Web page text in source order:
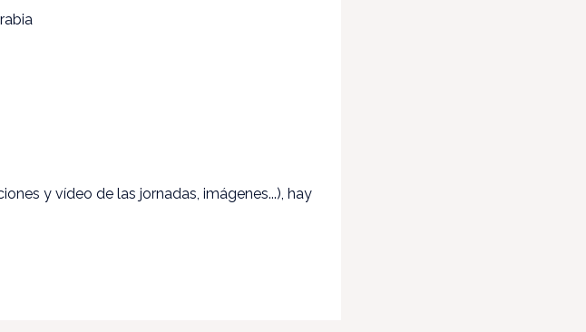
y vídeo de las jornadas, imágenes...), hay